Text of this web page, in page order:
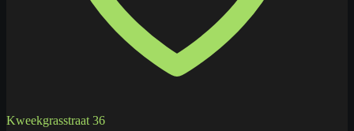
Kweekgrasstraat 36